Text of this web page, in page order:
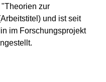
zur
und ist seit
im Forschungsprojekt